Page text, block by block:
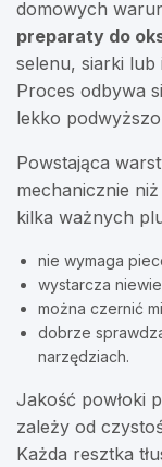
domowych
preparaty do
selenu, siarki
Proces odbywa
lekko
Powstająca
mechanicznie
kilka ważnych
nie wymaga
wystarcza
można czernić
dobrze
narzędziach.
Jakość powłoki
zależy od
Każda resztka